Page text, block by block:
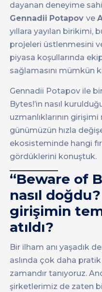
dayanan deneyime
Gennadii Potapov ve
yıllara yayılan birikimi,
projeleri üstlenmesini
piyasa koşullarında
sağlamasını mümkün
Gennadii Potapov ile
Bytes!’in nasıl
uzmanlıklarının
günümüzün hızla
ekosisteminde hangi
gördüklerini konuştuk.
“Beware of
nasıl
girişimin
atıldı?
Bir ilham anı yaşadık
aslında çok daha
zamandır tanıyoruz.
şirketlerimiz de zaten